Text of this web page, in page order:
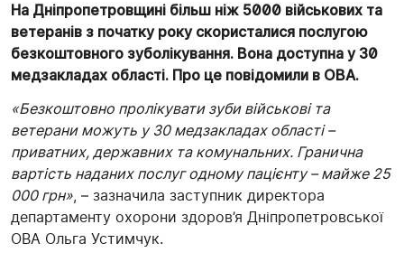
На Дніпропетровщині більш ніж 5000 військових та
ветеранів з початку року скористалися послугою
безкоштовного зуболікування. Вона доступна у 30
медзакладах області. Про це повідомили в ОВА.
«Безкоштовно пролікувати зуби військові та
ветерани можуть у 30 медзакладах області –
приватних, державних та комунальних. Гранична
вартість наданих послуг одному пацієнту – майже 25
000 грн», – зазначила заступник директора
департаменту охорони здоров’я Дніпропетровської
ОВА Ольга Устимчук.